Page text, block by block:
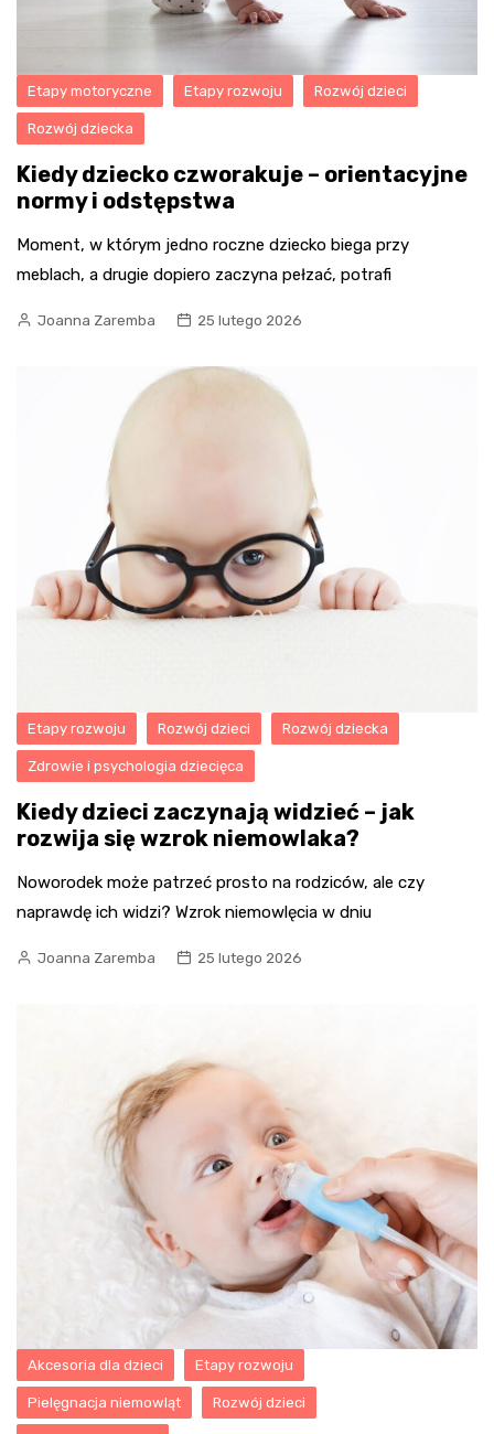
Etapy motoryczne Etapy rozwoju Rozwój dzieci
Rozwój dziecka
Kiedy dziecko czworakuje – orientacyjne
normy i odstępstwa
Moment, w którym jedno roczne dziecko biega przy
meblach, a drugie dopiero zaczyna pełzać, potrafi
Joanna Zaremba 25 lutego 2026
Etapy rozwoju Rozwój dzieci Rozwój dziecka
Zdrowie i psychologia dziecięca
Kiedy dzieci zaczynają widzieć – jak
rozwija się wzrok niemowlaka?
Noworodek może patrzeć prosto na rodziców, ale czy
naprawdę ich widzi? Wzrok niemowlęcia w dniu
Joanna Zaremba 25 lutego 2026
Akcesoria dla dzieci Etapy rozwoju
Pielęgnacja niemowląt Rozwój dzieci